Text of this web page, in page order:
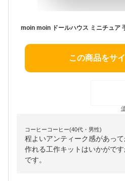
この商品をサ
コーヒーコーヒー(40代・男性)
程よいアンティーク感があっ
作れる工作キットはいかがで
です。